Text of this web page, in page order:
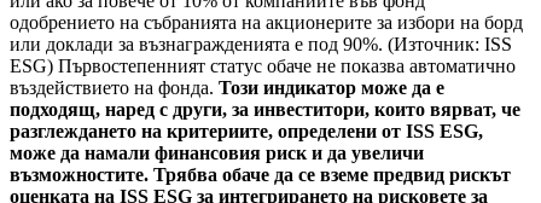
одобрението на събранията на акционерите за избори на борд
или доклади за възнагражденията е под 90%. (Източник: ISS
ESG) Първостепенният статус обаче не показва автоматично
въздействието на фонда. Този индикатор може да е
подходящ, наред с други, за инвеститори, които вярват, че
разглеждането на критериите, определени от ISS ESG,
може да намали финансовия риск и да увеличи
възможностите. Трябва обаче да се вземе предвид рискът
оценката на ISS ESG за интегрирането на рисковете за